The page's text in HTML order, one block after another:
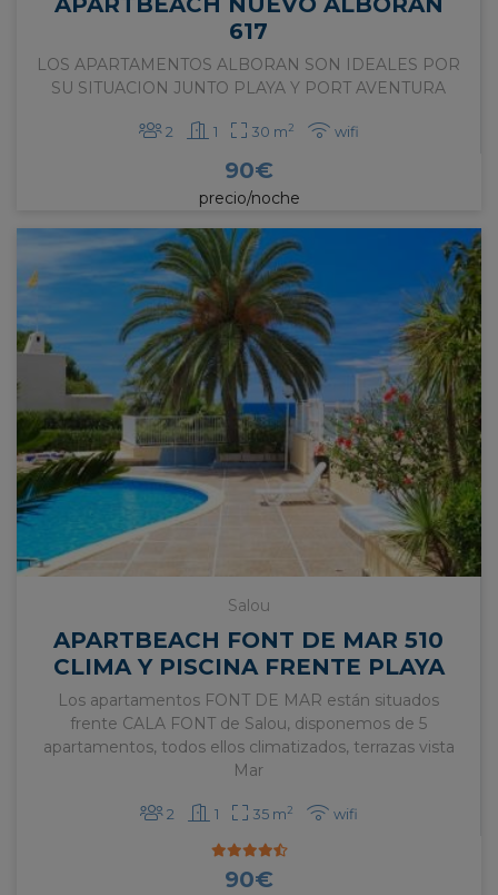
617
LOS APARTAMENTOS ALBORAN SON IDEALES POR
SU SITUACION JUNTO PLAYA Y PORT AVENTURA
2 1 30 m2 wifi
90€
precio/noche
Salou
APARTBEACH FONT DE MAR 510
CLIMA Y PISCINA FRENTE PLAYA
Los apartamentos FONT DE MAR están situados
frente CALA FONT de Salou, disponemos de 5
apartamentos, todos ellos climatizados, terrazas vista
Mar
2 1 35 m2 wifi
90€